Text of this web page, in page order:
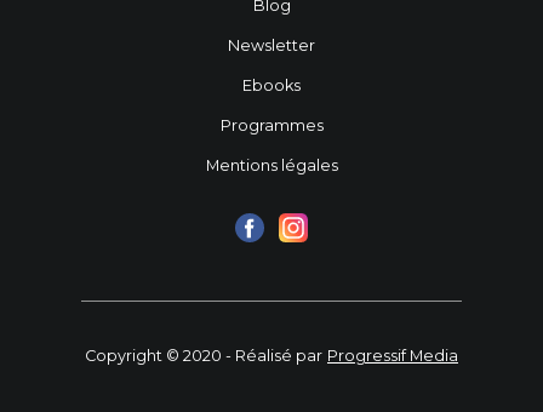
Blog
Newsletter
Ebooks
Programmes
Mentions légales
Copyright © 2020 - Réalisé par Progressif Media